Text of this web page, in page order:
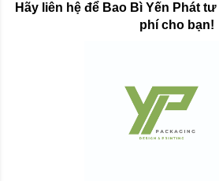
Hãy liên hệ để Bao Bì Yến Phát
phí cho bạn!